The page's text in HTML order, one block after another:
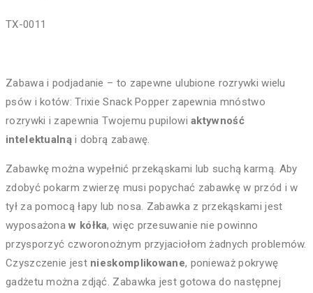
TX-0011
Zabawa i podjadanie – to zapewne ulubione rozrywki wielu
psów i kotów: Trixie Snack Popper zapewnia mnóstwo
rozrywki i zapewnia Twojemu pupilowiaktywność
intelektualnąi dobrą zabawę.
Zabawkę można wypełnić przekąskami lub suchą karmą. Aby
zdobyć pokarm zwierzę musi popychać zabawkę w przód i w
tył za pomocą łapy lub nosa. Zabawka z przekąskami jest
wyposażonaw kółka, więc przesuwanie nie powinno
przysporzyć czworonożnym przyjaciołom żadnych problemów.
Czyszczenie jest nieskomplikowane, ponieważ pokrywę
gadżetu można zdjąć. Zabawka jest gotowa do następnej